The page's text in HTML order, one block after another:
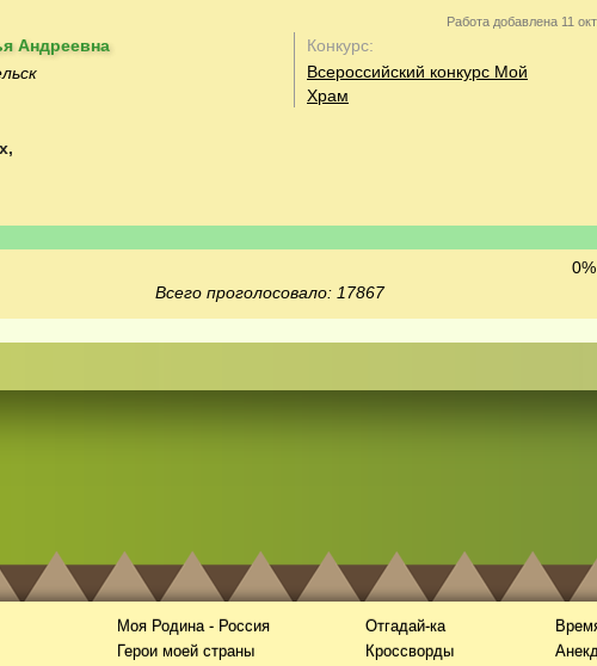
Работа добавлена 11
Андреевна
Конкурс:
Всероссийский конкурс Мой
Храм
Всего проголосовало: 17867
Моя Родина - Россия
Герои моей страны
Отгадай-ка
Кроссворды